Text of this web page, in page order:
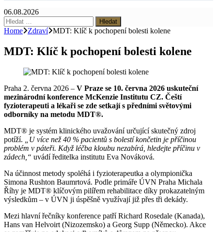
06.08.2026
Vyhledávání
Home
Zdraví MDT: Klíč k pochopení bolesti kolene
MDT: Klíč k pochopení bolesti kolene
Praha 2. června 2026 – V Praze se 10. června 2026 uskuteční
mezinárodní konference McKenzie Institutu CZ. Čeští
fyzioterapeuti a lékaři se zde setkají s předními světovými
odborníky na metodu MDT®.
MDT® je systém klinického uvažování určující skutečný zdroj
potíží.
„U více než 40 % pacientů s bolestí končetin je příčinou
problém v páteři. Když léčba kloubu nezabírá, hledejte příčinu v
zádech,“ uvádí ředitelka institutu Eva Nováková.
Na účinnost metody spoléhá i fyzioterapeutka a olympionička
Simona Rushton Baumrtová. Podle primáře ÚVN Praha Michala
Říhy je MDT® klíčovým pilířem rehabilitace díky prokazatelným
výsledkům – v ÚVN ji úspěšně využívají již přes tři dekády.
Mezi hlavní řečníky konference patří Richard Rosedale (Kanada),
Hans van Helvoirt (Nizozemsko) a Georg Supp (Německo). Akce